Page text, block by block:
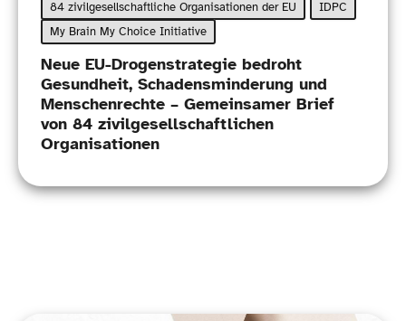
84 zivilgesellschaftliche Organisationen der EU
IDPC
My Brain My Choice Initiative
Neue EU-​Drogenstrategie bedroht
Gesundheit, Schadensminderung und
Menschenrechte – Gemeinsamer Brief
von 84 zivilgesellschaftlichen
Organisationen